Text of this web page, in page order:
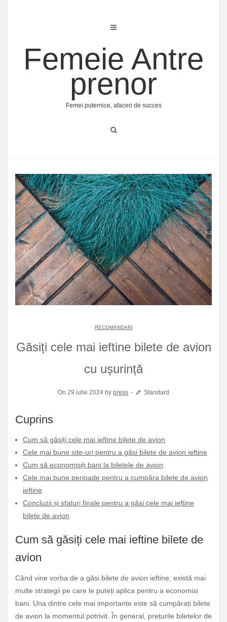
Femeie Antre
prenor
Femei puternice, afaceri de succes
RECOMANDARI
Găsiți cele mai ieftine bilete de avion
cu ușurință
On 29 iulie 2024 by press Standard
Cuprins
Cum să găsiți cele mai ieftine bilete de avion
Cele mai bune site-uri pentru a găsi bilete de avion ieftine
Cum să economisiți bani la biletele de avion
Cele mai bune perioade pentru a cumpăra bilete de avion
ieftine
Concluzii și sfaturi finale pentru a găsi cele mai ieftine
bilete de avion
Cum să găsiți cele mai ieftine bilete de
avion
Când vine vorba de a găsi bilete de avion ieftine, există mai
multe strategii pe care le puteți aplica pentru a economisi
bani. Una dintre cele mai importante este să cumpărați bilete
de avion la momentul potrivit. În general, prețurile biletelor de